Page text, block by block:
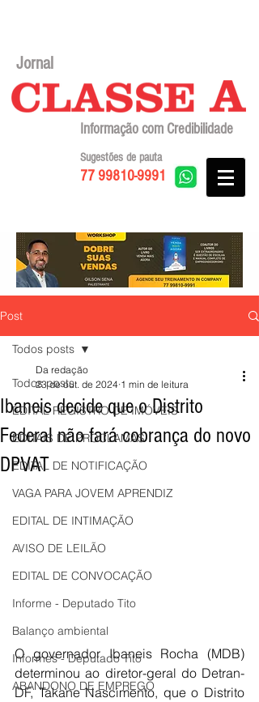
Jornal
Informação com Credibilidade
77 99810-9991
Sugestões de pauta
Post
Todos posts
EDITAL REGISTRO DE IMÓVEIS
EDITAIS DE PROCLAMAS
EDITAL DE NOTIFICAÇÃO
VAGA PARA JOVEM APRENDIZ
EDITAL DE INTIMAÇÃO
AVISO DE LEILÃO
EDITAL DE CONVOCAÇÃO
Informe - Deputado Tito
Balanço ambiental
Informes - Deputado Tito
ABANDONO DE EMPREGO
Todos posts
Ibaneis decide que o Distrito
Federal não fará cobrança do novo
DPVAT
Da redação
23 de out. de 2024 1 min de leitura
O governador Ibaneis Rocha (MDB)
determinou ao diretor-geral do Detran-
DF, Takane Nascimento, que o Distrito